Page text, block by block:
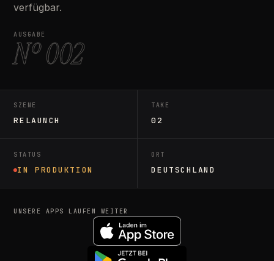
verfügbar.
AUSGABE
Nº 002
SZENE
RELAUNCH
TAKE
02
STATUS
IN PRODUKTION
ORT
DEUTSCHLAND
UNSERE APPS LAUFEN WEITER